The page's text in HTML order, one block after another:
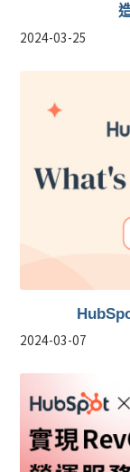
2024-03-25
2024-03-07